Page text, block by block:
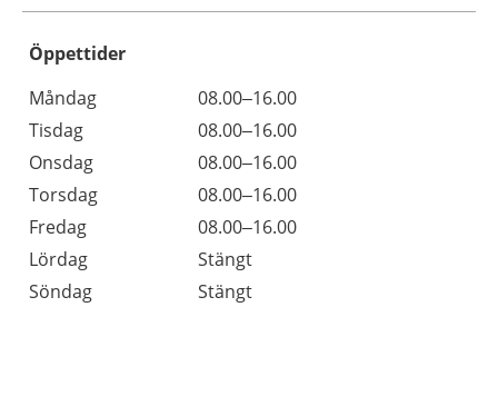
Öppettider
Dag
Öppettider
Kommentarer
Måndag
08.00–16.00
Tisdag
08.00–16.00
Onsdag
08.00–16.00
Torsdag
08.00–16.00
Fredag
08.00–16.00
Lördag
Stängt
Söndag
Stängt